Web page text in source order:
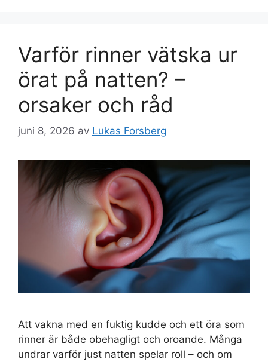
Varför rinner vätska ur
örat på natten? –
orsaker och råd
juni 8, 2026 av Lukas Forsberg
Att vakna med en fuktig kudde och ett öra som
rinner är både obehagligt och oroande. Många
undrar varför just natten spelar roll – och om